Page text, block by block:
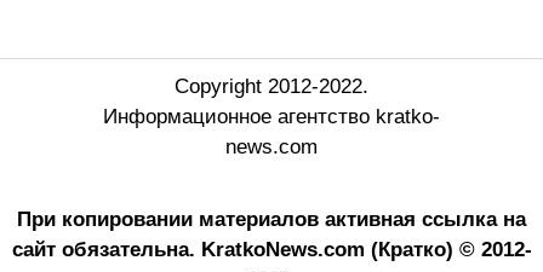
Copyright 2012-2022.
Информационное агентство kratko-
news.com
При копировании материалов активная ссылка на
сайт обязательна. KratkoNews.com (Кратко) © 2012-